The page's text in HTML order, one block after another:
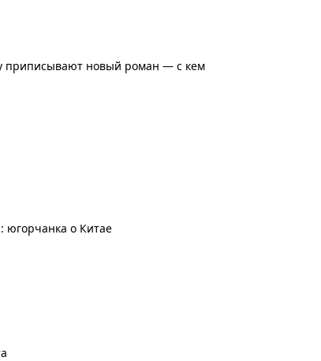
приписывают новый роман — с кем
югорчанка о Китае